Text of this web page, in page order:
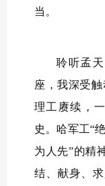
当。
聆听孟
座，我深受
理工赓续，
史。哈军工“
为人先”的精
结、献身、